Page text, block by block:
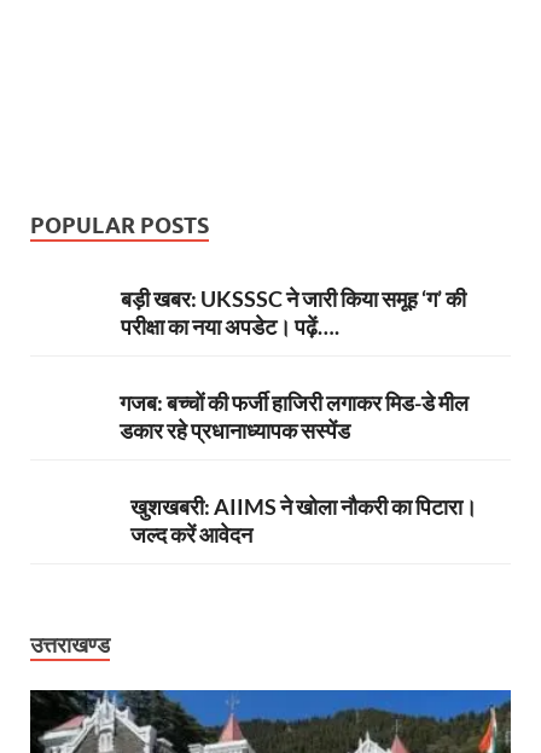
POPULAR POSTS
बड़ी खबर: UKSSSC ने जारी किया समूह ‘ग’ की
परीक्षा का नया अपडेट। पढ़ें….
गजब: बच्चों की फर्जी हाजिरी लगाकर मिड-डे मील
डकार रहे प्रधानाध्यापक सस्पेंड
खुशखबरी: AIIMS ने खोला नौकरी का पिटारा।
जल्द करें आवेदन
उत्तराखण्ड